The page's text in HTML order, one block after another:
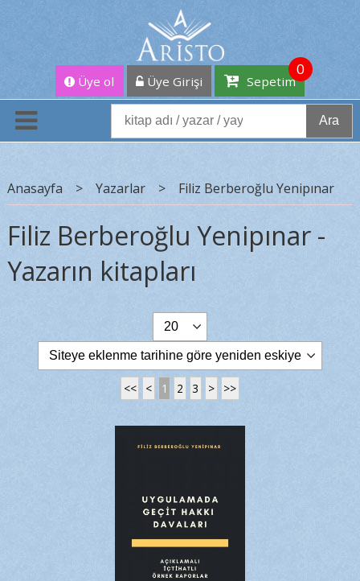
Üye ol Üye Girişi Sepetim
0
Ara
Anasayfa > Yazarlar > Filiz Berberoğlu Yenipınar
Filiz Berberoğlu Yenipınar -
Yazarın kitapları
<< < 1 2 3 > >>